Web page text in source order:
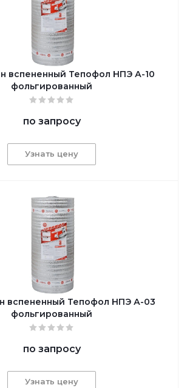
вспененный Тепофол НПЭ А-10
фольгированный
по запросу
Узнать цену
вспененный Тепофол НПЭ А-03
фольгированный
по запросу
Узнать цену